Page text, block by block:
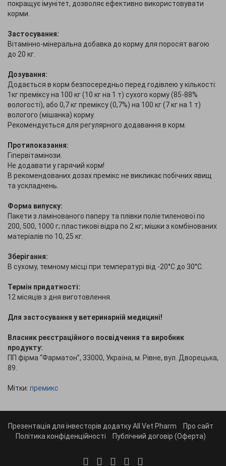
покращує імунітет, дозволяє ефективно використовувати
корми.
Застосування:
Вітамінно-мінеральна добавка до корму для поросят вагою
до 20 кг.
Дозування:
Додається в корм безпосередньо перед годівлею у кількості:
1кг преміксу на 100 кг (10 кг на 1 т) сухого корму (85-88%
вологості), або 0,7 кг преміксу (0,7%) на 100 кг (7 кг на 1 т)
вологого (мішанка) корму.
Рекомендується для регулярного додавання в корм.
Протипоказання:
Гіпервітамінози.
Не додавати у гарячий корм!
В рекомендованих дозах премікс не викликає побічних явищ
та ускладнень.
Форма випуску:
Пакети з ламінованого паперу та плівки поліетиленової по
200, 500, 1000 г; пластикові відра по 2 кг; мішки з комбінованих
матеріалів по 10, 25 кг.
Зберiгання:
В сухому, темному місці при температурі від -20°С до 30°С.
Термін придатності:
12 місяців з дня виготовлення.
Для застосування у ветеринарній медицині!
Власник реєстраційного посвідчення та виробник
продукту:
ПП фірма “Фарматон”, 33000, Україна, м. Рівне, вул. Дворецька,
89.
Мітки: премикс
Презентація для інвесторів додатку All Vet Pharm
Про сайт
Політика конфіденційності
Публічний договір (Оферта)